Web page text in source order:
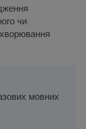
чи
мовних